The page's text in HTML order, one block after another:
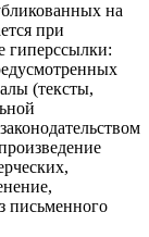
на
при
гиперссылки:
(тексты,
письменного